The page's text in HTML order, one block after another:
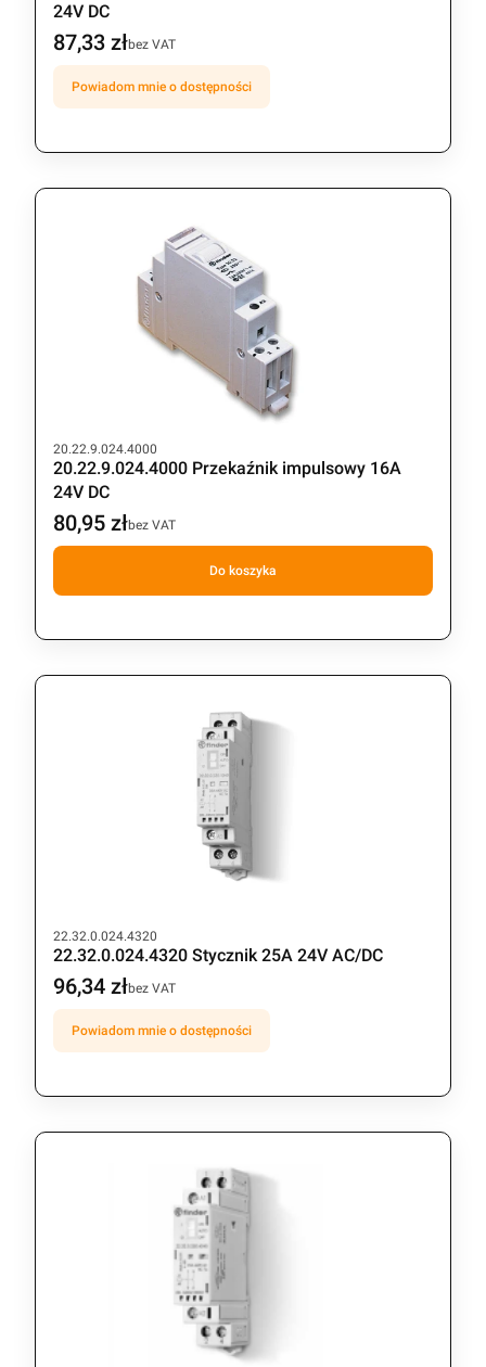
24V DC
Cena
87,33 złbez VAT
Powiadom mnie o dostępności
Kod produktu
20.22.9.024.4000
20.22.9.024.4000 Przekaźnik impulsowy 16A
24V DC
Cena
80,95 złbez VAT
Do koszyka
Kod produktu
22.32.0.024.4320
22.32.0.024.4320 Stycznik 25A 24V AC/DC
Cena
96,34 złbez VAT
Powiadom mnie o dostępności